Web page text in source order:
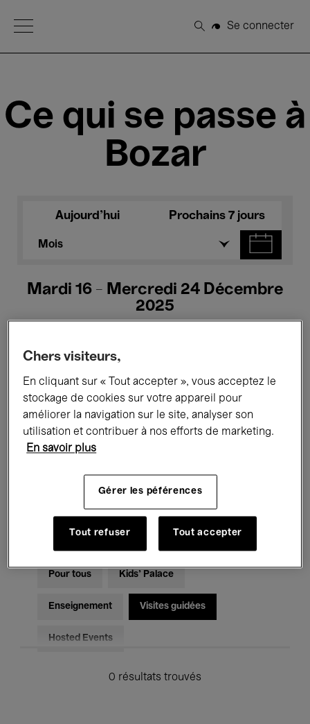
Open Menu
Rechercher
Se connecter
Ce qui se passe à
Bozar
Aujourd'hui Prochains 7 jours
Mois
Mardi 16 - Mercredi 24 Décembre
2025
Tous les événements
Performances
Rencontres & Débats
Musique classique Global Music
Musique électronique
Pour tous Kids’ Palace
Enseignement Visites guidées
Hosted Events
0 résultats trouvés
Chers visiteurs,
En cliquant sur « Tout accepter », vous acceptez le
stockage de cookies sur votre appareil pour
améliorer la navigation sur le site, analyser son
utilisation et contribuer à nos efforts de marketing.
En savoir plus
Gérer les péférences
Tout refuser Tout accepter